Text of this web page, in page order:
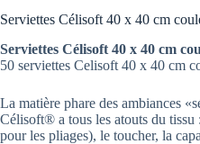
Serviettes Célisoft 40 x 40 cm
Serviettes Célisoft 40 x 40 cm
50 serviettes Celisoft 40 x 40 cm
La matière phare des ambiances
Célisoft® a tous les atouts du tissu
pour les pliages), le toucher, la